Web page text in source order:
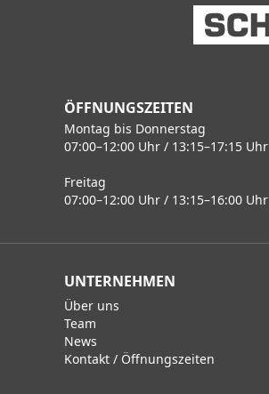
ÖFFNUNGSZEITEN
Montag bis Donnerstag
07:00–12:00 Uhr / 13:15–17:15 Uhr
Freitag
07:00–12:00 Uhr / 13:15–16:00 Uhr
UNTERNEHMEN
Über uns
Team
News
Kontakt / Öffnungszeiten